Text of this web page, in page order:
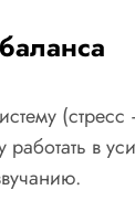
работать